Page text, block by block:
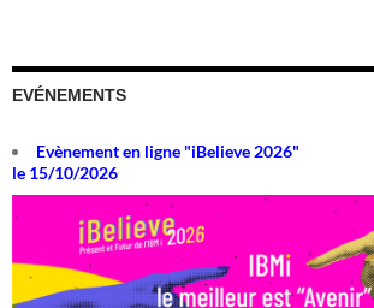
EVÉNEMENTS
Evènement en ligne "iBelieve 2026"
le 15/10/2026